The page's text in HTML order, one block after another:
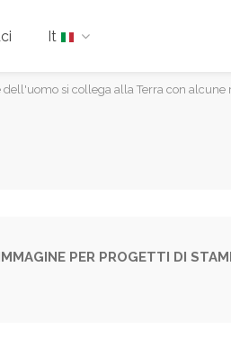
It
dell'uomo si collega alla Terra con alcune
PER PROGETTI DI